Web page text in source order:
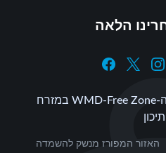
הלאה
הירשם לניוזלטר פרויקט ה-WMD-Free Zone במזרח
האזור המפורז מנשק להשמדה